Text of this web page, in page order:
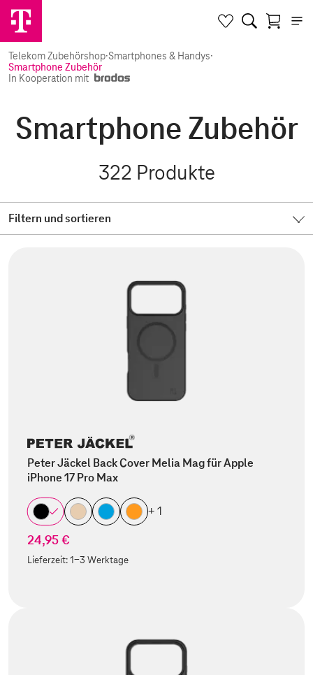
Telekom Zubehörshop·Smartphones & Handys·
Smartphone Zubehör
In Kooperation mit
Smartphone Zubehör
322 Produkte
Filtern und sortieren
Peter Jäckel Back Cover Melia Mag für Apple
iPhone 17 Pro Max
+ 1
24,95 €
Lieferzeit:1-3 Werktage